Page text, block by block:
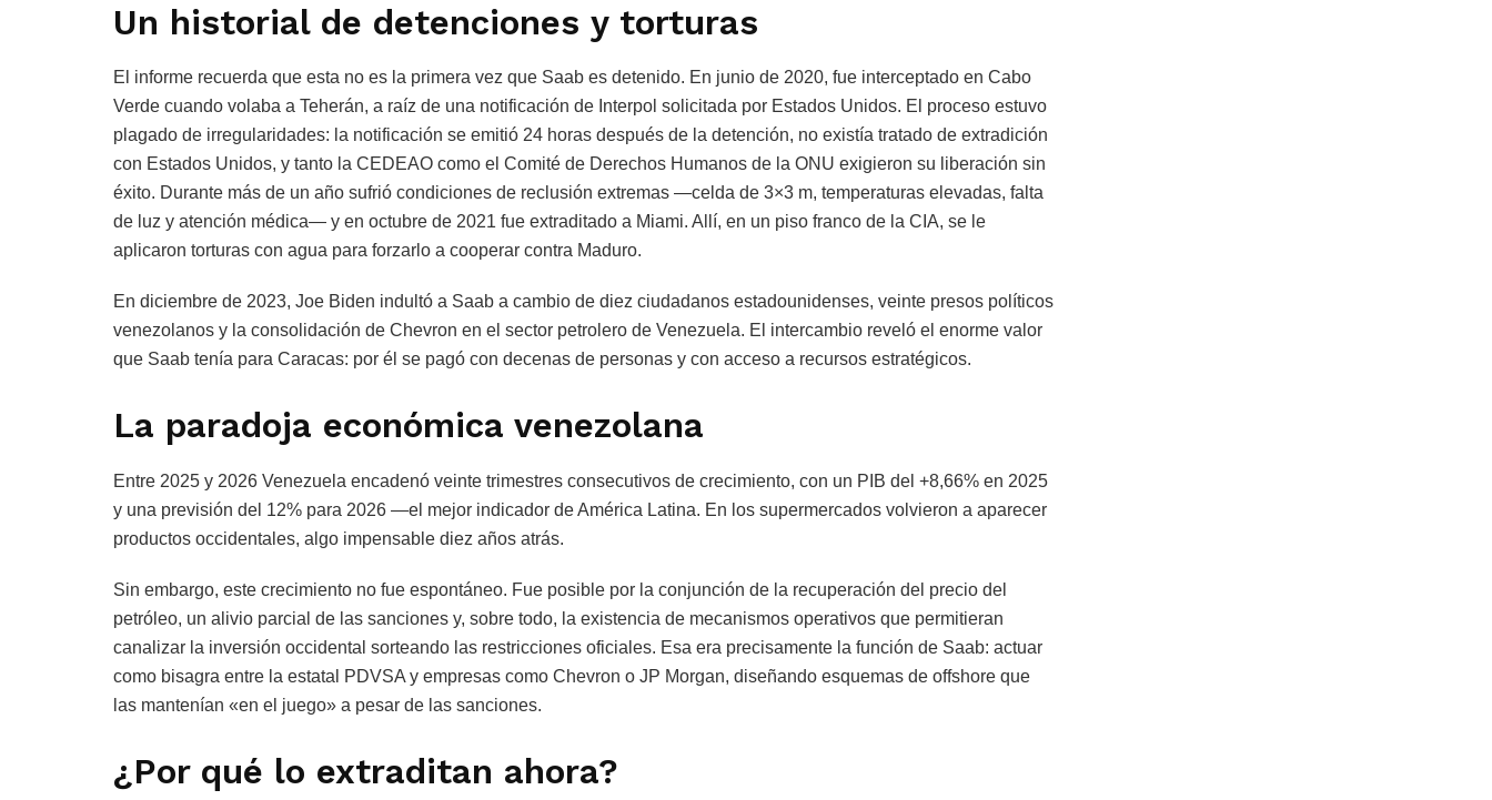
Un historial de detenciones y torturas
El informe recuerda que esta no es la primera vez que Saab es detenido. En junio de 2020, fue interceptado en Cabo
Verde cuando volaba a Teherán, a raíz de una notificación de Interpol solicitada por Estados Unidos. El proceso estuvo
plagado de irregularidades: la notificación se emitió 24 horas después de la detención, no existía tratado de extradición
con Estados Unidos, y tanto la CEDEAO como el Comité de Derechos Humanos de la ONU exigieron su liberación sin
éxito. Durante más de un año sufrió condiciones de reclusión extremas —celda de 3×3 m, temperaturas elevadas, falta
de luz y atención médica— y en octubre de 2021 fue extraditado a Miami. Allí, en un piso franco de la CIA, se le
aplicaron torturas con agua para forzarlo a cooperar contra Maduro.
En diciembre de 2023, Joe Biden indultó a Saab a cambio de diez ciudadanos estadounidenses, veinte presos políticos
venezolanos y la consolidación de Chevron en el sector petrolero de Venezuela. El intercambio reveló el enorme valor
que Saab tenía para Caracas: por él se pagó con decenas de personas y con acceso a recursos estratégicos.
La paradoja económica venezolana
Entre 2025 y 2026 Venezuela encadenó veinte trimestres consecutivos de crecimiento, con un PIB del +8,66% en 2025
y una previsión del 12% para 2026 —el mejor indicador de América Latina. En los supermercados volvieron a aparecer
productos occidentales, algo impensable diez años atrás.
Sin embargo, este crecimiento no fue espontáneo. Fue posible por la conjunción de la recuperación del precio del
petróleo, un alivio parcial de las sanciones y, sobre todo, la existencia de mecanismos operativos que permitieran
canalizar la inversión occidental sorteando las restricciones oficiales. Esa era precisamente la función de Saab: actuar
como bisagra entre la estatal PDVSA y empresas como Chevron o JP Morgan, diseñando esquemas de offshore que
las mantenían «en el juego» a pesar de las sanciones.
¿Por qué lo extraditan ahora?